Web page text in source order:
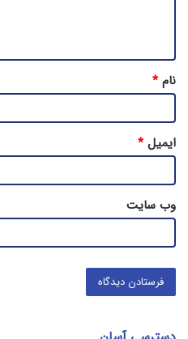
*
نام*
ایمیل*
وب‌ سایت